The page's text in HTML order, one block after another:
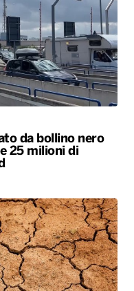
da bollino nero
25 milioni di